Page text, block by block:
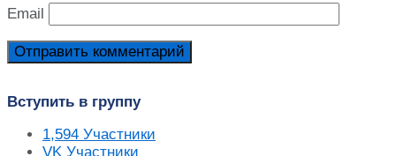
Email
Вступить в группу
1,594 Участники
VK Участники